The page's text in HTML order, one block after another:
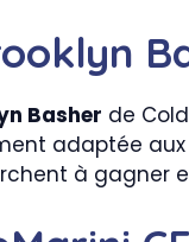
Basher de
adaptée aux
à gagner